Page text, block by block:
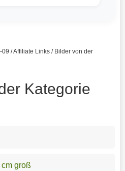
/ Affiliate Links / Bilder von der
Kategorie
groß